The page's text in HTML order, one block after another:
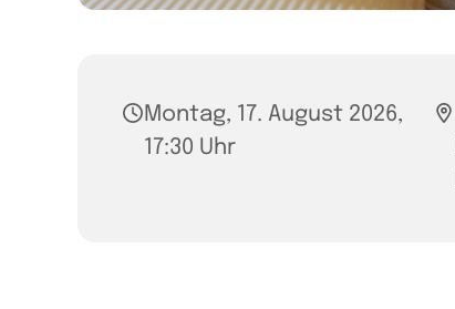
Montag, 17. August 2026,
17:30 Uhr